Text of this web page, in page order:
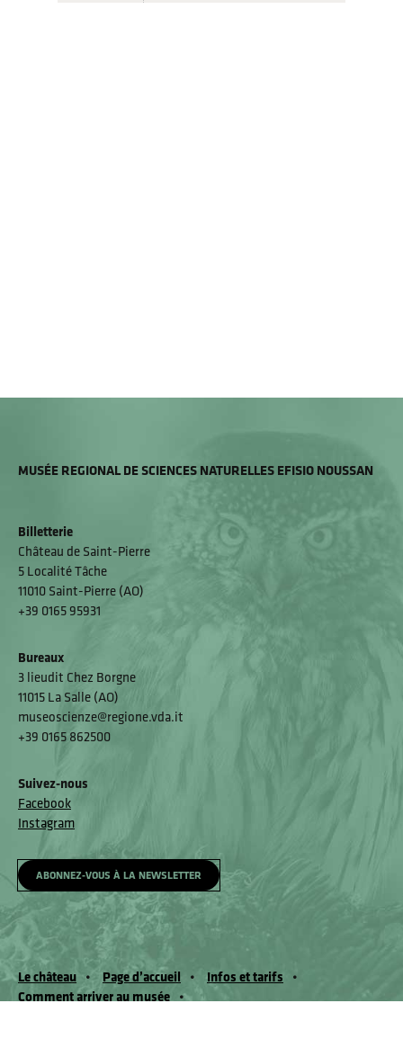
MUSÉE REGIONAL DE SCIENCES NATURELLES EFISIO NOUSSAN
Billetterie
Château de Saint-Pierre
5 Localité Tâche
11010 Saint-Pierre (AO)
+39 0165 95931
Bureaux
3 lieudit Chez Borgne
11015 La Salle (AO)
museoscienze@regione.vda.it
+39 0165 862500
Suivez-nous
Facebook
Instagram
ABONNEZ-VOUS À LA NEWSLETTER
Le château Page d’accueil
Infos et tarifs
Comment arriver au musée